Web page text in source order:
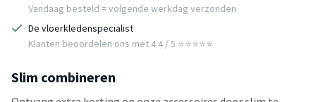
Vandaag besteld = volgende werkdag verzonden
De vloerkledenspecialist
Klanten beoordelen ons met 4.4 / 5 ⭐⭐⭐⭐⭐
Slim combineren